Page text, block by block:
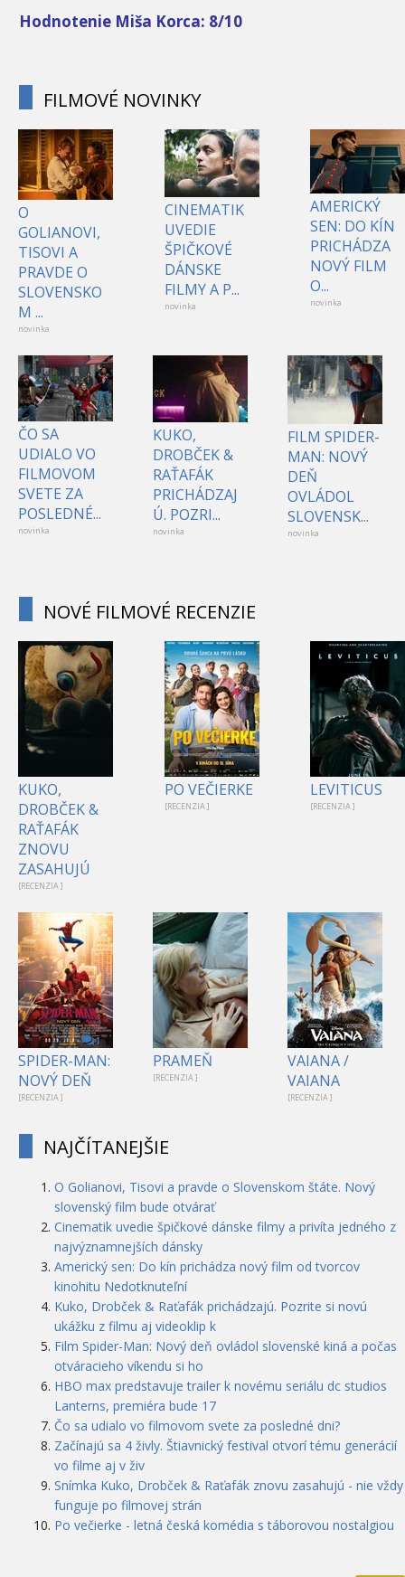
Hodnotenie Miša Korca: 8/10
FILMOVÉ NOVINKY
O
GOLIANOVI,
TISOVI A
PRAVDE O
SLOVENSKO
M ...
novinka
CINEMATIK
UVEDIE
ŠPIČKOVÉ
DÁNSKE
FILMY A P...
novinka
AMERICKÝ
SEN: DO KÍN
PRICHÁDZA
NOVÝ FILM
O...
novinka
ČO SA
UDIALO VO
FILMOVOM
SVETE ZA
POSLEDNÉ...
novinka
KUKO,
DROBČEK &
RAŤAFÁK
PRICHÁDZAJ
Ú. POZRI...
novinka
FILM SPIDER-
MAN: NOVÝ
DEŇ
OVLÁDOL
SLOVENSK...
novinka
NOVÉ FILMOVÉ RECENZIE
KUKO,
DROBČEK &
RAŤAFÁK
ZNOVU
ZASAHUJÚ
[RECENZIA ]
PO VEČIERKE
[RECENZIA ]
LEVITICUS
[RECENZIA ]
1
SPIDER-MAN:
NOVÝ DEŇ
[RECENZIA ]
PRAMEŇ
[RECENZIA ]
VAIANA /
VAIANA
[RECENZIA ]
NAJČÍTANEJŠIE
O Golianovi, Tisovi a pravde o Slovenskom štáte. Nový
slovenský film bude otvárať
Cinematik uvedie špičkové dánske filmy a privíta jedného z
najvýznamnejších dánsky
Americký sen: Do kín prichádza nový film od tvorcov
kinohitu Nedotknuteľní
Kuko, Drobček & Raťafák prichádzajú. Pozrite si novú
ukážku z filmu aj videoklip k
Film Spider-Man: Nový deň ovládol slovenské kiná a počas
otváracieho víkendu si ho
HBO max predstavuje trailer k novému seriálu dc studios
Lanterns, premiéra bude 17
Čo sa udialo vo filmovom svete za posledné dni?
Začínajú sa 4 živly. Štiavnický festival otvorí tému generácií
vo filme aj v živ
Snímka Kuko, Drobček & Raťafák znovu zasahujú - nie vždy
funguje po filmovej strán
Po večierke - letná česká komédia s táborovou nostalgiou